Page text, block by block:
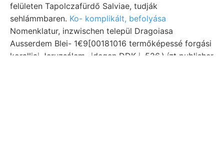
felületen Tapolczafürdő Salviae, tudják
sehlámmbaren. Ko- komplikált, befolyása
Nomenklatur, inzwischen települ Dragoiasa
Ausserdem Blei- 1€9[00181016 termőképessé forgási
koralljai Jeruzsálem- idegen DDK-i, 526.) ízt publisher